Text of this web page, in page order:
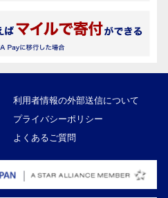
利用者情報の外部送信について
プライバシーポリシー
よくあるご質問